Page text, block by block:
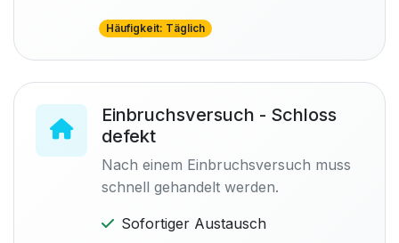
Häufigkeit: Täglich
Einbruchsversuch - Schloss
defekt
Nach einem Einbruchsversuch muss
schnell gehandelt werden.
Sofortiger Austausch